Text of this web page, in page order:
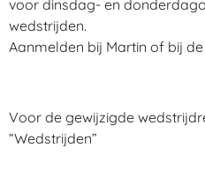
voor dinsdag- en
wedstrijden.
Aanmelden bij Martin of bij de
Voor de gewijzigde
“Wedstrijden”